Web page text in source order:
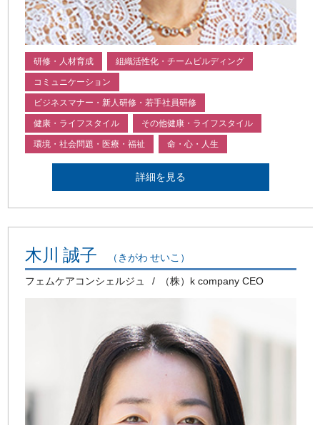
研修・人材育成 組織活性化・チームビルディング
コミュニケーション
ビジネスマナー・新人研修・若手社員研修
健康・ライフスタイル その他健康・ライフスタイル
環境・社会問題・医療・福祉 命・心・人生
詳細を見る
木川 誠子 （きがわ せいこ）
フェムケアコンシェルジュ （株）k company CEO